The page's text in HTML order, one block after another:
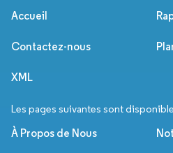
Accueil
Contactez-nous
XML
Les pages suivantes sont
À Propos de Nous